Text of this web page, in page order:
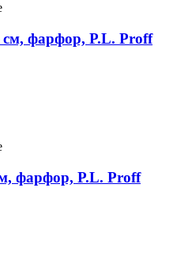
см, фарфор, P.L. Proff
фарфор, P.L. Proff